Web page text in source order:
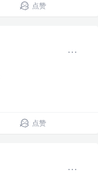
点赞
点赞